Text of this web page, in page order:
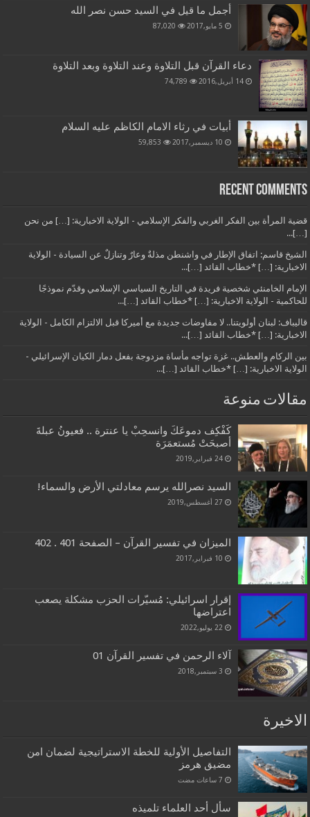
أجمل ما قيل في السيد حسن نصر الله
5 مايو,2017 87,020
دعاء القرآن قبل التلاوة وعند التلاوة وبعد التلاوة
14 أبريل,2016 74,789
أبيات في رثاء الامام الكاظم عليه السلام
10 ديسمبر,2017 59,853
Recent Comments
قضية المرأة بين الفكر الغربي والفكر الإسلامي - الولاية الاخبارية: […] من نحن
[…]...
الشيخ قاسم: اتفاق الإطار في واشنطن مذلةٌ وعارٌ وتنازلٌ عن السيادة - الولاية
الاخبارية: […] *خطاب القائد […]...
الإمام الخامنئي شخصية فريدة في التاريخ السياسي الإسلامي وقدّم نموذجًا
للحاكمية - الولاية الاخبارية: […] *خطاب القائد […]...
قاليباف: لبنان أولويتنا.. لا مفاوضات جديدة مع أميركا قبل الالتزام الكامل - الولاية
الاخبارية: […] *خطاب القائد […]...
بين الركام والعطش.. غزة تواجه مأساة مزدوجة بفعل دمار الكيان الإسرائيلي -
الولاية الاخبارية: […] *خطاب القائد […]...
مقالات منوعة
كَفْكِف دموعَكَ وانسحِبْ يا عنترة .. فعيونُ عبلةَ
أصبحَتْ مُستعمَرَة
24 فبراير,2019
السيد نصرالله يرسم معادلتي الأرض والسماء!
27 أغسطس,2019
الميزان في تفسير القرآن – الصفحة 401 . 402
10 فبراير,2017
إقرار اسرائيلي: مُسيّرات الحزب مشكلة يصعب
اعتراضها
22 يوليو,2022
آلاء الرحمن في تفسير القرآن 01
3 سبتمبر,2018
الاخيرة
التفاصيل الأولية للخطة الاستراتيجية لضمان امن
مضيق هرمز
سأل أحد العلماء تلميذه